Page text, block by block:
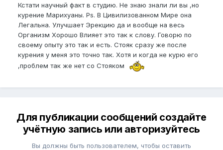
Кстати научный факт в студию. Не знаю знали ли вы ,но
курение Марихуаны. Ps. В Цивилизованном Мире она
Легальна. Улучшает Эрекцию да и вообще на весь
Организм Хорошо Влияет это так к слову. Говорю по
своему опыту это так и есть. Стояк сразу же после
курения у меня это точно так. Хотя и когда не курю его
,проблем так же нет со Стояком
Для публикации сообщений создайте
учётную запись или авторизуйтесь
Вы должны быть пользователем, чтобы оставить